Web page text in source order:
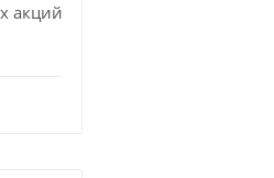
акций